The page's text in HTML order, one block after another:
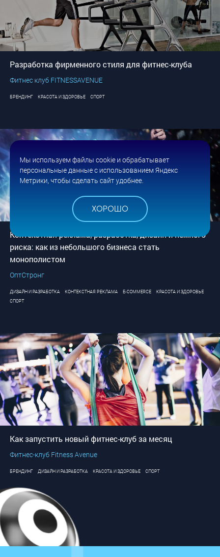
Разработка фирменного стиля для фитнес-клуба
Фитнес клуб FITNESSAVENUE
БРЕНДИНГ КРАСОТА И ЗДОРОВЬЕ СПОРТ
Контекстная реклама, разработка, дизайн и немного
риска: как из небольшого бизнеса стать
монополистом
ОптСтронг
ДИЗАЙН И РАЗРАБОТКА КОНТЕКСТНАЯ РЕКЛАМА E-COMMERCE
КРАСОТА И ЗДОРОВЬЕ
СПОРТ
Как запустить новый фитнес-клуб за месяц
Фитнес-клуб Fitness Avenue
БРЕНДИНГ ДИЗАЙН И РАЗРАБОТКА КРАСОТА И ЗДОРОВЬЕ СПОРТ
Мы используем файлы cookie и обрабатывает
персональные данные с использованием Яндекс
Метрики, чтобы сделать сайт удобнее.
ХОРОШО